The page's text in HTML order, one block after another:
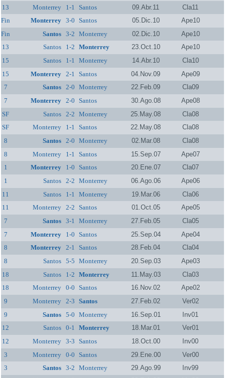
13 Monterrey 1-1 Santos 09.Abr.11
Cla11
Fin
Monterrey 3-0 Santos 05.Dic.10
Ape10
Fin
Santos 3-2 Monterrey 02.Dic.10
Ape10
13
Santos 1-2 Monterrey 23.Oct.10
Ape10
15
Santos 1-1 Monterrey 14.Abr.10
Cla10
15
Monterrey 2-1 Santos 04.Nov.09
Ape09
7
Santos 2-0 Monterrey 22.Feb.09
Cla09
7
Monterrey 2-0 Santos 30.Ago.08
Ape08
SF
Santos 2-2 Monterrey 25.May.08
Cla08
SF
Monterrey 1-1 Santos 22.May.08
Cla08
8
Santos 2-0 Monterrey 02.Mar.08
Cla08
8
Monterrey 1-1 Santos 15.Sep.07
Ape07
1
Monterrey 1-0 Santos 20.Ene.07
Cla07
1
Santos 2-2 Monterrey 06.Ago.06
Ape06
11
Santos 1-1 Monterrey 19.Mar.06
Cla06
11
Monterrey 2-2 Santos 01.Oct.05
Ape05
7
Santos 3-1 Monterrey 27.Feb.05
Cla05
7
Monterrey 1-0 Santos 25.Sep.04
Ape04
8
Monterrey 2-1 Santos 28.Feb.04
Cla04
8
Santos 5-5 Monterrey 20.Sep.03
Ape03
18
Santos 1-2 Monterrey 11.May.03
Cla03
18
Monterrey 0-0 Santos 16.Nov.02
Ape02
9
Monterrey 2-3 Santos 27.Feb.02
Ver02
9
Santos 5-0 Monterrey 16.Sep.01
Inv01
12
Santos 0-1 Monterrey 18.Mar.01
Ver01
12
Monterrey 3-3 Santos 18.Oct.00
Inv00
3
Monterrey 0-0 Santos 29.Ene.00
Ver00
3
Santos 3-2 Monterrey 29.Ago.99
Inv99